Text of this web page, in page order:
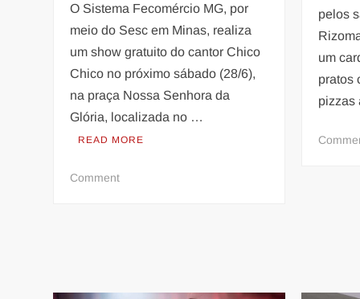
O Sistema Fecomércio MG, por
meio do Sesc em Minas, realiza
um show gratuito do cantor Chico
Chico no próximo sábado (28/6),
na praça Nossa Senhora da
Glória, localizada no …
READ MORE
Commenton
pelos
um
pratos
pizzas